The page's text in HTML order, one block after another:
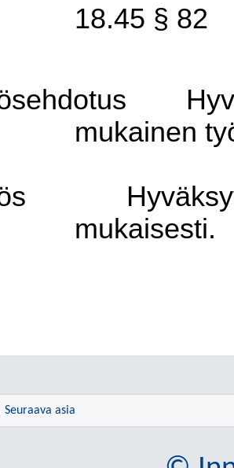
18.45 § 82
mukainen
mukaisesti.
Seuraava asia